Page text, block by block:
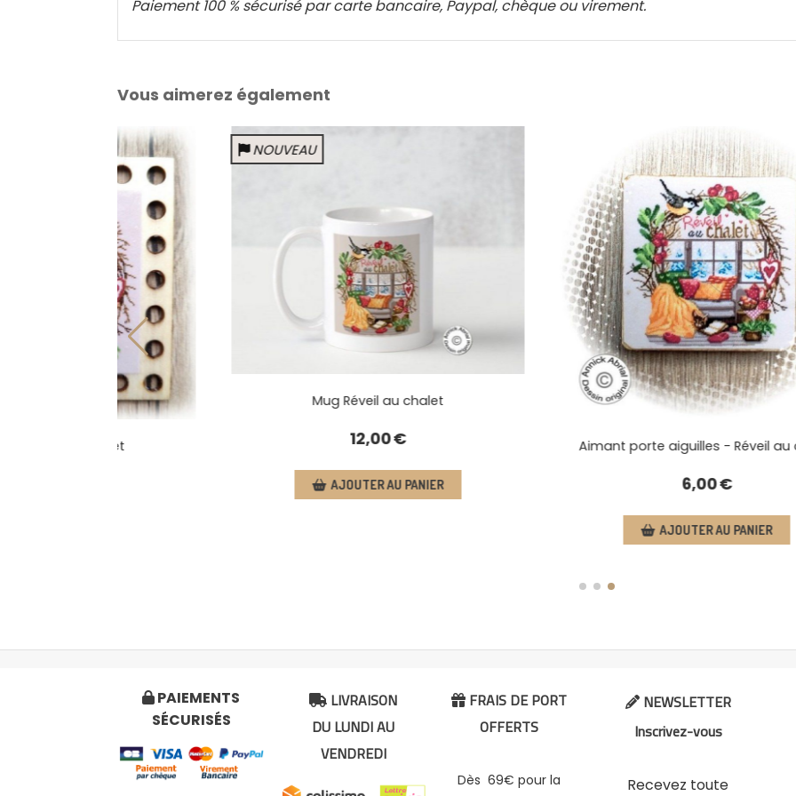
Paiement 100 % sécurisé par carte bancaire, Paypal, chèque ou virement.
Vous aimerez également
Mug Réveil au chalet
AJOUTER AU PANIER
NOUVEAU
Aimant porte aiguilles - Réveil au chalet
AJOUTER AU PANIER
 PAIEMENTS
SÉCURISÉS
 LIVRAISON
DU LUNDI AU
VENDREDI
 FRAIS DE PORT
OFFERTS
Dès 69€ pour la
NEWSLETTER
Inscrivez-vous
Recevez toute